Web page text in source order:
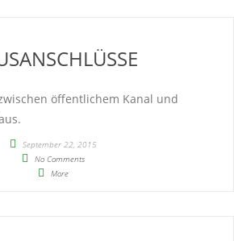
öffentlichem Kanal und
September 22, 2015
No Comments
More